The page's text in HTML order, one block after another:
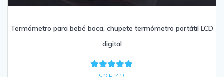
Termómetro para bebé boca, chupete termómetro portátil LCD
digital